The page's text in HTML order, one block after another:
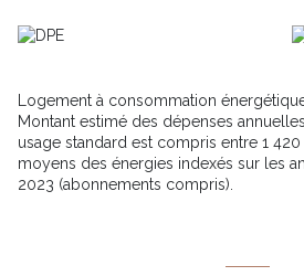
été vendu sans.
Toulon numéro 831854807
Logement à consommation
Montant estimé des dépenses
usage standard est compris entre 1
moyens des énergies indexés sur les
2023 (abonnements compris).